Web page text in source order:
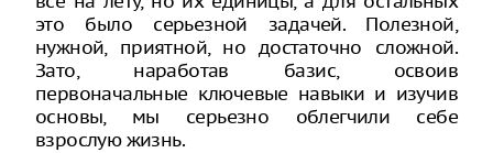
это было серьезной задачей. Полезной,
нужной, приятной, но достаточно сложной.
Зато, наработав базис, освоив
первоначальные ключевые навыки и изучив
основы, мы серьезно облегчили себе
взрослую жизнь.